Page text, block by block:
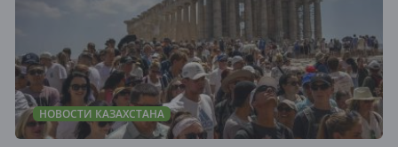
НОВОСТИ КАЗАХСТАНА